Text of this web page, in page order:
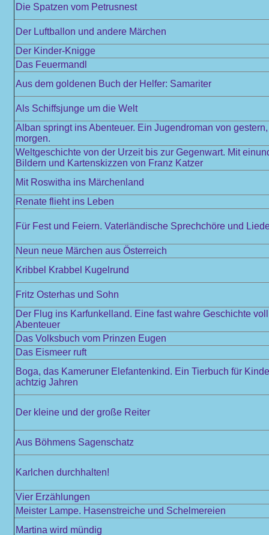
Die Spatzen vom Petrusnest
Der Luftballon und andere Märchen
Der Kinder-Knigge
Das Feuermandl
Aus dem goldenen Buch der Helfer: Samariter
Als Schiffsjunge um die Welt
Alban springt ins Abenteuer. Ein Jugendroman von
morgen.
Weltgeschichte von der Urzeit bis zur Gegenwart. Mit
Bildern und Kartenskizzen von Franz Katzer
Mit Roswitha ins Märchenland
Renate flieht ins Leben
Für Fest und Feiern. Vaterländische Sprechchöre und
Neun neue Märchen aus Österreich
Kribbel Krabbel Kugelrund
Fritz Osterhas und Sohn
Der Flug ins Karfunkelland. Eine fast wahre Geschichte
Abenteuer
Das Volksbuch vom Prinzen Eugen
Das Eismeer ruft
Boga, das Kameruner Elefantenkind. Ein Tierbuch für
achtzig Jahren
Der kleine und der große Reiter
Aus Böhmens Sagenschatz
Karlchen durchhalten!
Vier Erzählungen
Meister Lampe. Hasenstreiche und Schelmereien
Martina wird mündig